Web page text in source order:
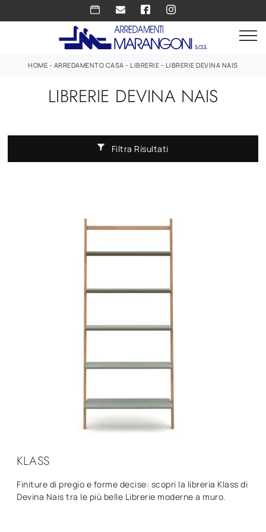
HOME - ARREDAMENTO CASA -LIBRERIE - LIBRERIE DEVINA NAIS
LIBRERIE DEVINA NAIS
Filtra Risultati
KLASS
Finiture di pregio e forme decise: scopri la libreria Klass di
Devina Nais tra le più belle Librerie moderne a muro.